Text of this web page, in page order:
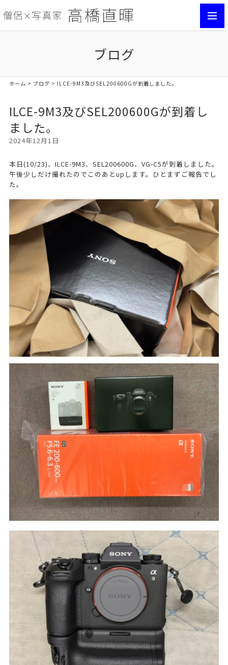
ブログ
ホーム > ブログ > ILCE-9M3及びSEL200600Gが到着しました。
ILCE-9M3及びSEL200600Gが到着し
ました。
2024年12月1日
本日(10/23)、ILCE-9M3、SEL200600G、VG-C5が到着しました。
午後少しだけ撮れたのでこのあとupします。ひとまずご報告でし
た。